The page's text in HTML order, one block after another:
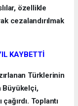
özellikle
cezalandırılmak
KAYBETTİ
Türklerinin
Büyükelçi,
Toplantı